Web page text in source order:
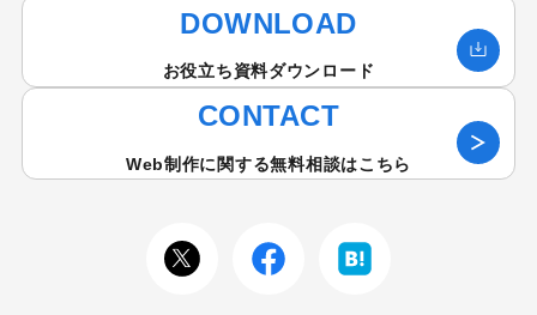
DOWNLOAD
お役立ち資料ダウンロード
CONTACT
Web制作に関する無料相談はこちら